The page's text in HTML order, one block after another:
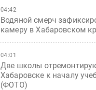
Водяной смерч
камеру в Хабаровском
04:42
Две школы
Хабаровске к началу
(ФОТО)
04:01